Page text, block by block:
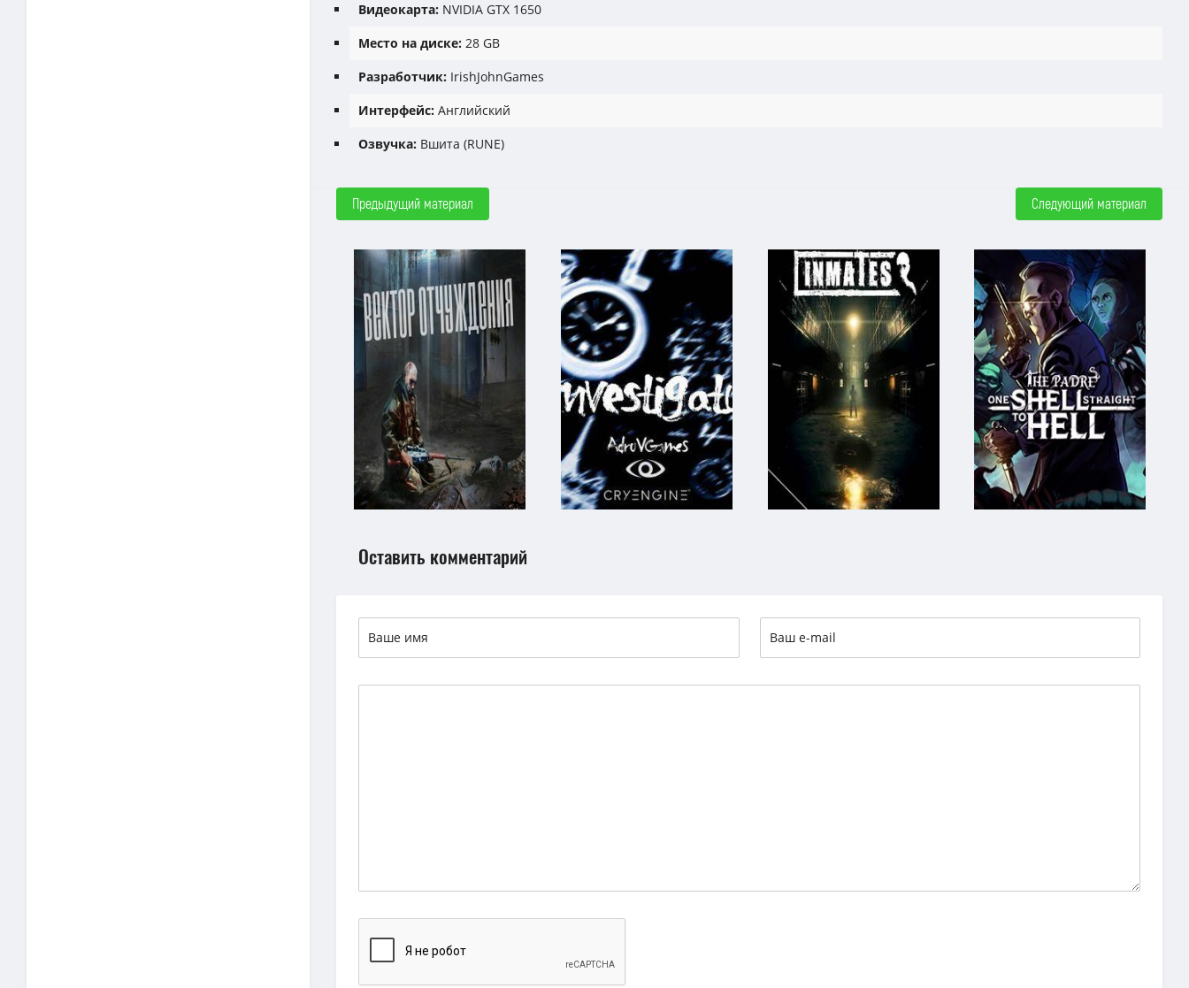
Видеокарта: NVIDIA GTX 1650
Место на диске: 28 GB
Разработчик: IrishJohnGames
Интерфейс: Английский
Озвучка: Вшита (RUNE)
Предыдущий материал Следующий материал
Оставить комментарий